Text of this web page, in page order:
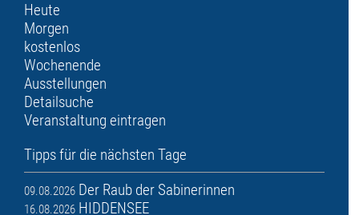
Heute
Morgen
kostenlos
Wochenende
Ausstellungen
Detailsuche
Veranstaltung eintragen
Tipps für die nächsten Tage
09.08.2026 Der Raub der Sabinerinnen
16.08.2026 HIDDENSEE